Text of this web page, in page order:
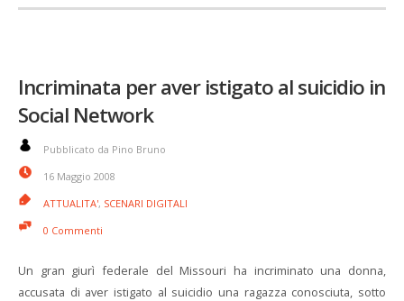
Incriminata per aver istigato al suicidio in
Social Network
Pubblicato da Pino Bruno
16 Maggio 2008
ATTUALITA', SCENARI DIGITALI
0 Commenti
Un gran giurì federale del Missouri ha incriminato una donna,
accusata di aver istigato al suicidio una ragazza conosciuta, sotto